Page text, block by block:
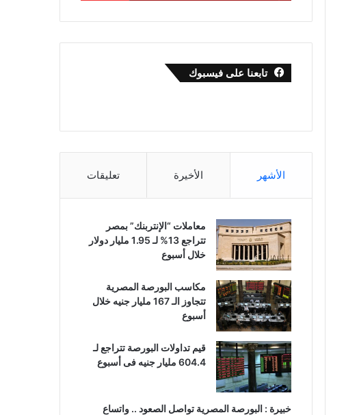
تابعنا على فيسبوك
الأشهر الأخيرة تعليقات
معاملات “الإنتربنك” بمصر
تتراجع 13% لـ 1.95 مليار دولار
خلال أسبوع
مكاسب البورصة المصرية
تتجاوز الـ 167 مليار جنيه خلال
أسبوع
قيم تداولات البورصة تتراجع لـ
604.4 مليار جنيه فى أسبوع
خبيرة : البورصة المصرية تواصل الصعود .. واتساع